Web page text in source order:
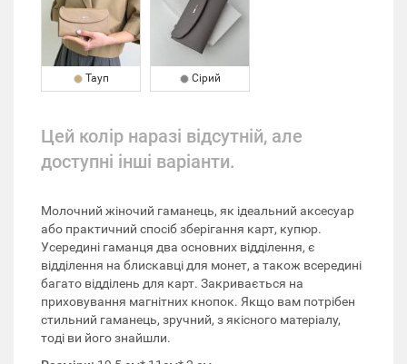
Тауп Сірий
Цей колір наразі відсутній, але
доступні інші варіанти.
Молочний жіночий гаманець, як ідеальний аксесуар
або практичний спосіб зберігання карт, купюр.
Усередині гаманця два основних відділення, є
відділення на блискавці для монет, а також всередині
багато відділень для карт. Закривається на
приховування магнітних кнопок. Якщо вам потрібен
стильний гаманець, зручний, з якісного матеріалу,
тоді ви його знайшли.